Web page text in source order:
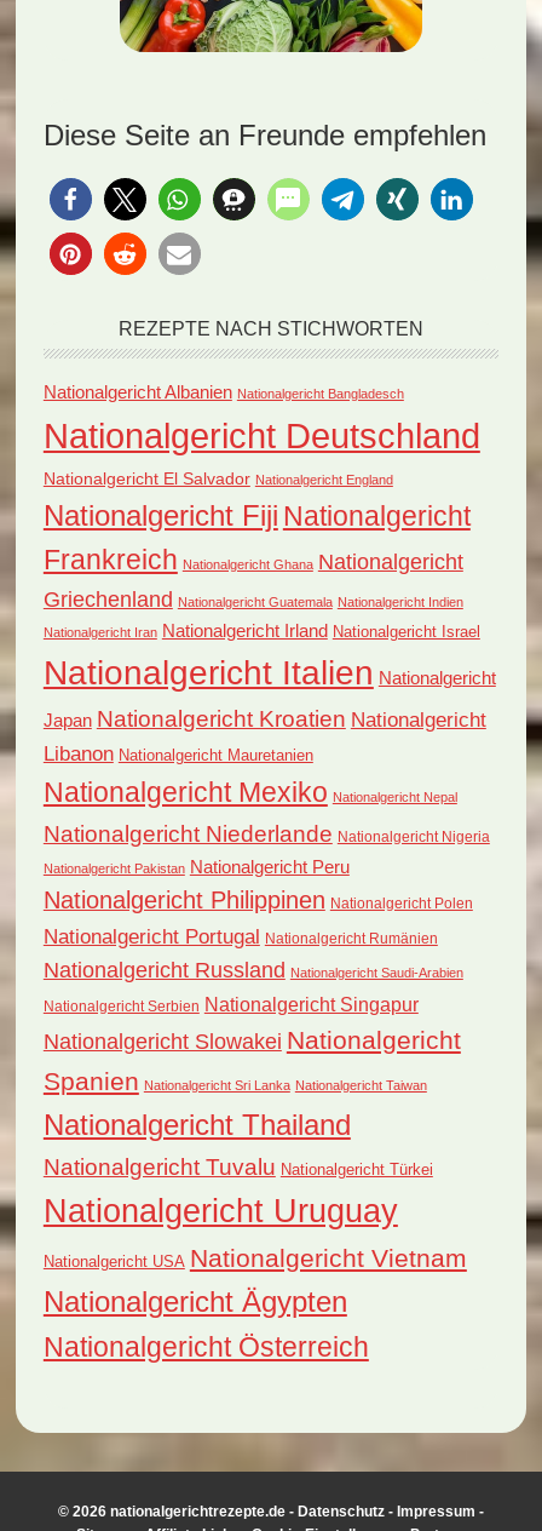
Diese Seite an Freunde empfehlen
REZEPTE NACH STICHWORTEN
Nationalgericht Albanien Nationalgericht Bangladesch
Nationalgericht Deutschland
Nationalgericht El Salvador Nationalgericht England
Nationalgericht Fiji Nationalgericht
Frankreich Nationalgericht Ghana Nationalgericht
Griechenland Nationalgericht Guatemala Nationalgericht Indien
Nationalgericht Iran Nationalgericht Irland Nationalgericht Israel
Nationalgericht Italien Nationalgericht
Japan Nationalgericht Kroatien Nationalgericht
Libanon Nationalgericht Mauretanien
Nationalgericht Mexiko Nationalgericht Nepal
Nationalgericht Niederlande Nationalgericht Nigeria
Nationalgericht Pakistan Nationalgericht Peru
Nationalgericht Philippinen Nationalgericht Polen
Nationalgericht Portugal Nationalgericht Rumänien
Nationalgericht Russland Nationalgericht Saudi-Arabien
Nationalgericht Serbien Nationalgericht Singapur
Nationalgericht Slowakei Nationalgericht
Spanien Nationalgericht Sri Lanka Nationalgericht Taiwan
Nationalgericht Thailand
Nationalgericht Tuvalu Nationalgericht Türkei
Nationalgericht Uruguay
Nationalgericht USA Nationalgericht Vietnam
Nationalgericht Ägypten
Nationalgericht Österreich
© 2026 nationalgerichtrezepte.de - Datenschutz - Impressum -